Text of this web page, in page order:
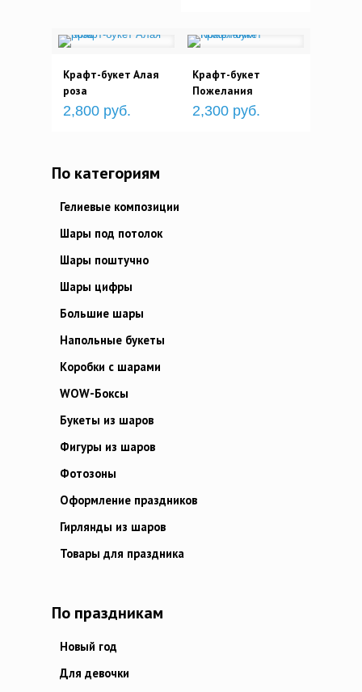
Крафт-букет Алая
роза
2,800 руб.
Крафт-букет
Пожелания
2,300 руб.
По категориям
Гелиевые композиции
Шары под потолок
Шары поштучно
Шары цифры
Большие шары
Напольные букеты
Коробки с шарами
WOW-Боксы
Букеты из шаров
Фигуры из шаров
Фотозоны
Оформление праздников
Гирлянды из шаров
Товары для праздника
По праздникам
Новый год
Для девочки